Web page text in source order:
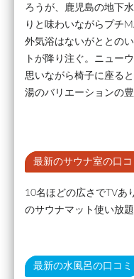
ろうが、鹿児島の地下
りと味わいながらプチ
外気浴はないがととの
トが降り注ぐ。ニュー
思いながら椅子に座る
湯のバリエーションの
最新のサウナ室の口コ
10名ほどの広さでTVあ
のサウナマット使い放題
最新の水風呂の口コミ